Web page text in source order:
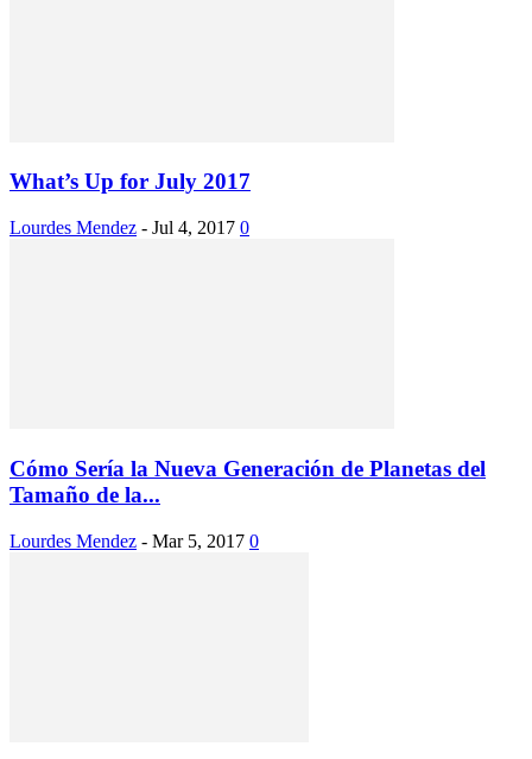
What’s Up for July 2017
Lourdes Mendez - Jul 4, 2017 0
Cómo Sería la Nueva Generación de Planetas del
Tamaño de la...
Lourdes Mendez - Mar 5, 2017 0